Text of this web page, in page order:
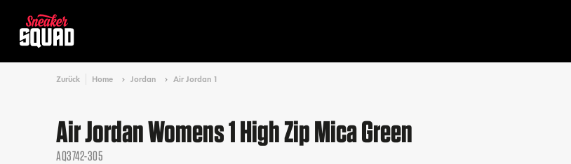
Zurück Home Jordan Air Jordan 1
Air Jordan Womens 1 High Zip Mica Green
AQ3742-305